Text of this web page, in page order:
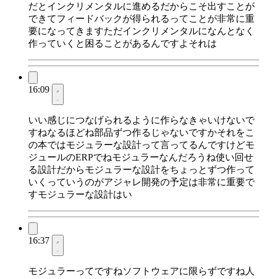
だとインクリメンタルに進めるだからこそ出すことが
できてフィードバックが得られるってことが非常に重
要になってきますただインクリメンタルになんとなく
作っていくと困ることがあるんですよそれは
16:09
いい感じにつなげられるように作らなきゃいけないで
すねなるほどね部品ずつ作るじゃないですかそれをこ
の本ではモジュラーな設計って言ってるんですけどモ
ジュールのERPでねモジュラーなんだろうね使い回せ
る設計だからモジュラーな設計をちょっとずつ作って
いくっていうのがアジャレ開発の予定は非常に重要で
すモジュラーな設計はい
16:37
モジュラーってですねソフトウェアに限らずですね人